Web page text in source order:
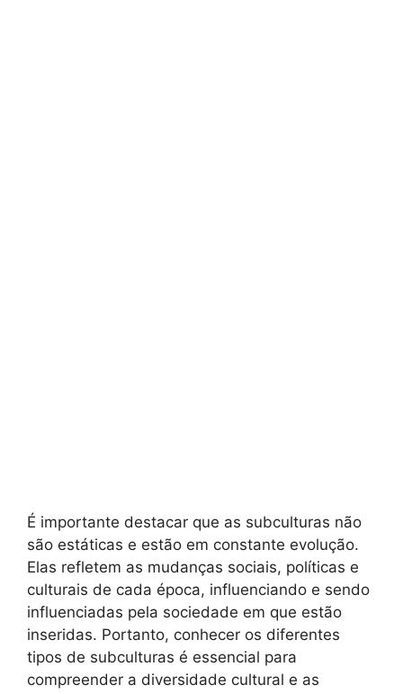
É importante destacar que as subculturas não
são estáticas e estão em constante evolução.
Elas refletem as mudanças sociais, políticas e
culturais de cada época, influenciando e sendo
influenciadas pela sociedade em que estão
inseridas. Portanto, conhecer os diferentes
tipos de subculturas é essencial para
compreender a diversidade cultural e as